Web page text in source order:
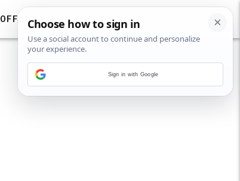
OFF
Sign in with Google